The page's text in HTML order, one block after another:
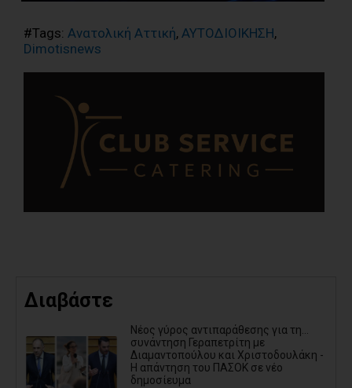
#Tags: Ανατολική Αττική, ΑΥΤΟΔΙΟΙΚΗΣΗ,
Dimotisnews
Διαβάστε
Νέος γύρος αντιπαράθεσης για τη...
συνάντηση Γεραπετρίτη με
Διαμαντοπούλου και Χριστοδουλάκη -
Η απάντηση του ΠΑΣΟΚ σε νέο
δημοσίευμα